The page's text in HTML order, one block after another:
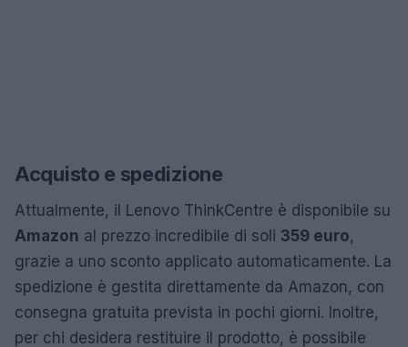
Acquisto e spedizione
Attualmente, il Lenovo ThinkCentre è disponibile su
Amazon al prezzo incredibile di soli 359 euro,
grazie a uno sconto applicato automaticamente. La
spedizione è gestita direttamente da Amazon, con
consegna gratuita prevista in pochi giorni. Inoltre,
per chi desidera restituire il prodotto, è possibile